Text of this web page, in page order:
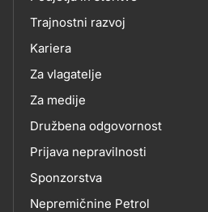
title???
NAS
Trajnostni razvoj
Kariera
Za vlagatelje
Za medije
Družbena odgovornost
Prijava nepravilnosti
Sponzorstva
Nepremičnine Petrol